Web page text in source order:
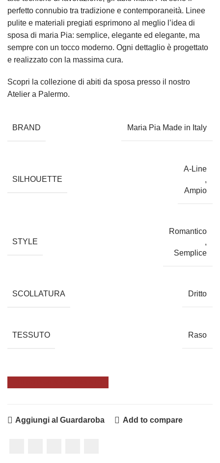
perfetto connubio tra tradizione e contemporaneità. Linee
pulite e materiali pregiati esprimono al meglio l’idea di
sposa di maria Pia: semplice, elegante ed elegante, ma
sempre con un tocco moderno. Ogni dettaglio è progettato
e realizzato con la massima cura.
Scopri la collezione di abiti da sposa presso il nostro
Atelier a Palermo.
BRAND Maria Pia Made in Italy
SILHOUETTE
A-Line
,
Ampio
STYLE
Romantico
,
Semplice
SCOLLATURA Dritto
TESSUTO Raso
Aggiungi al Guardaroba Add to compare